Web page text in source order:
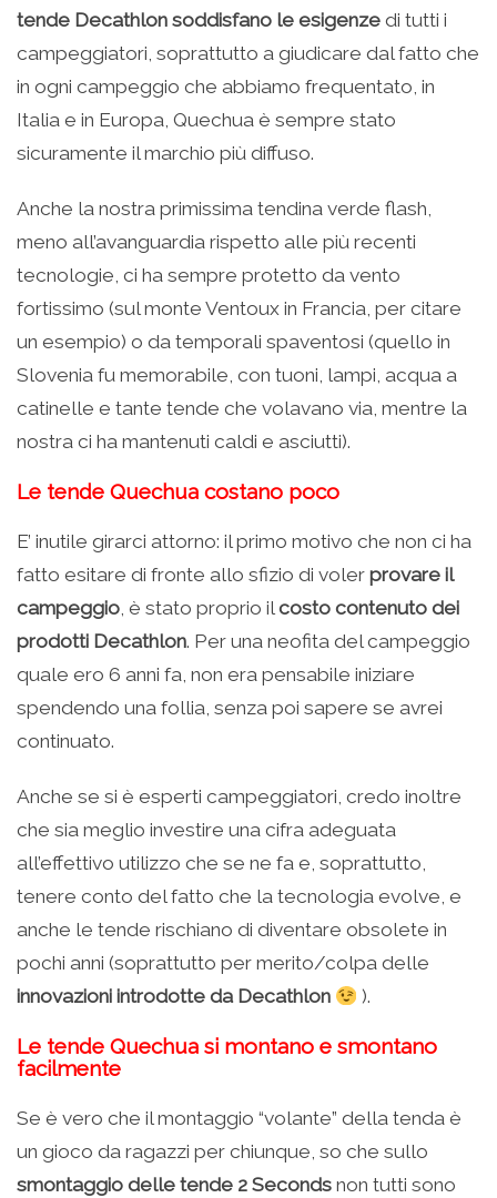
tende Decathlon soddisfano le esigenze di tutti i
campeggiatori, soprattutto a giudicare dal fatto che
in ogni campeggio che abbiamo frequentato, in
Italia e in Europa, Quechua è sempre stato
sicuramente il marchio più diffuso.
Anche la nostra primissima tendina verde flash,
meno all’avanguardia rispetto alle più recenti
tecnologie, ci ha sempre protetto da vento
fortissimo (sul monte Ventoux in Francia, per citare
un esempio) o da temporali spaventosi (quello in
Slovenia fu memorabile, con tuoni, lampi, acqua a
catinelle e tante tende che volavano via, mentre la
nostra ci ha mantenuti caldi e asciutti).
Le tende Quechua costano poco
E’ inutile girarci attorno: il primo motivo che non ci ha
fatto esitare di fronte allo sfizio di voler provare il
campeggio, è stato proprio ilcosto contenuto dei
prodotti Decathlon. Per una neofita del campeggio
quale ero 6 anni fa, non era pensabile iniziare
spendendo una follia, senza poi sapere se avrei
continuato.
Anche se si è esperti campeggiatori, credo inoltre
che sia meglio investire una cifra adeguata
all’effettivo utilizzo che se ne fa e, soprattutto,
tenere conto del fatto che la tecnologia evolve, e
anche le tende rischiano di diventare obsolete in
pochi anni (soprattutto per merito/colpa delle
innovazioni introdotte da Decathlon
).
Le tende Quechua si montano e smontano
facilmente
Se è vero che il montaggio “volante” della tenda è
un gioco da ragazzi per chiunque, so che sullo
smontaggio delle tende 2 Seconds non tutti sono